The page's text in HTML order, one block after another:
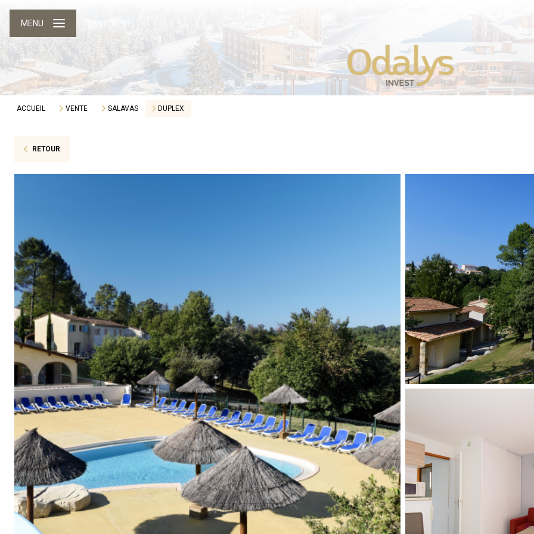
MENU
ACCUEIL VENTE SALAVAS DUPLEX
RETOUR